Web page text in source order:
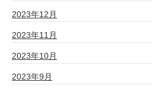
2023年12月
2023年11月
2023年10月
2023年9月